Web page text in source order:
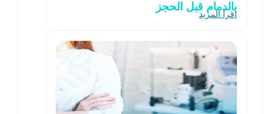
بالدمام قبل الحجز
اقرأ المزيد